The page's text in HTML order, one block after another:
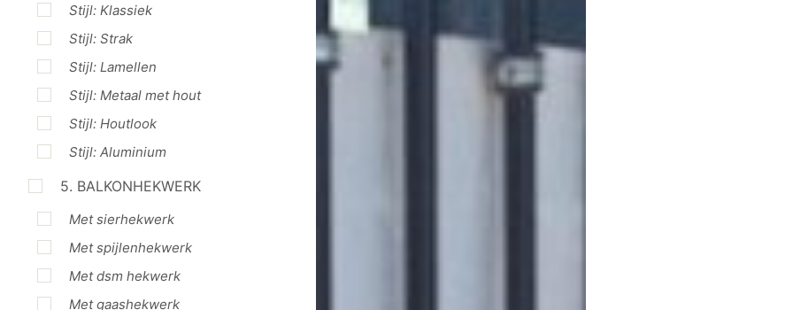
Stijl: Klassiek
Stijl: Strak
Stijl: Lamellen
Stijl: Metaal met hout
Stijl: Houtlook
Stijl: Aluminium
5. BALKONHEKWERK
Met sierhekwerk
Met spijlenhekwerk
Met dsm hekwerk
Met gaashekwerk